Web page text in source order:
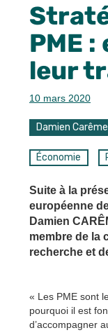
PME
leur
10 mars 2020
Damien Carême
Économie
Suite à la
européenne
Damien
membre de la
recherche et
« Les PME sont
pourquoi il est
d’accompagner